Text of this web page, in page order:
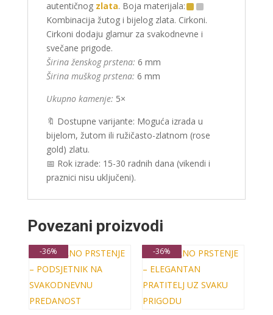
autentičnog zlata. Boja materijala:
Kombinacija žutog i bijelog zlata. Cirkoni.
Cirkoni dodaju glamur za svakodnevne i
svečane prigode.
Širina ženskog prstena: 6 mm
Širina muškog prstena: 6 mm
Ukupno kamenje: 5×
🔖 Dostupne varijante: Moguća izrada u
bijelom, žutom ili ružičasto-zlatnom (rose
gold) zlatu.
📅 Rok izrade: 15-30 radnih dana (vikendi i
praznici nisu uključeni).
Povezani proizvodi
-36% -36%